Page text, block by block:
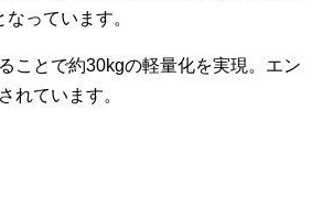
っています。
ことで約30kgの軽量化を実現。エン
れています。